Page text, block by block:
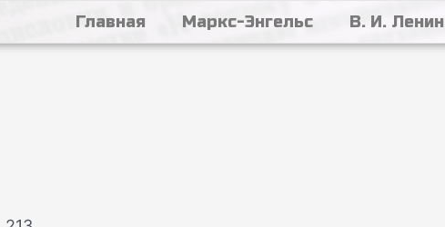
Главная Маркс-Энгельс В. И. Ленин